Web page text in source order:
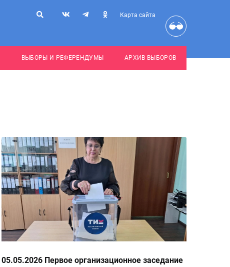
Карта сайта
ВЫБОРЫ И РЕФЕРЕНДУМЫ АРХИВ ВЫБОРОВ
05.05.2026 Первое организационное заседание